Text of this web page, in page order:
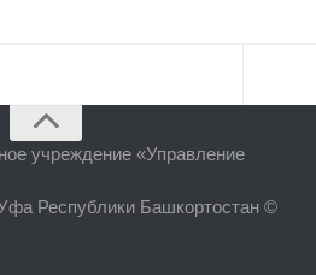
учреждение «Управление
Уфа Республики Башкортостан ©